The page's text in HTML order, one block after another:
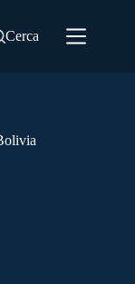
Cerca